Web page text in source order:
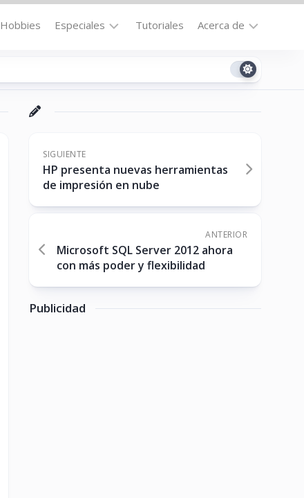
Hobbies Especiales
la
Destacados
Downloads
No-
Tutoriales Acerca de
Contacto
Cookie
(US)
SIGUIENTE
HP presenta nuevas herramientas
de impresión en nube
ANTERIOR
Microsoft SQL Server 2012 ahora
con más poder y flexibilidad
Publicidad